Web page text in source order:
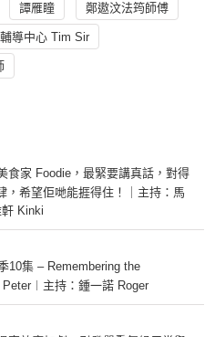
譚雁瞳 鄭遨汶法筠師傅
導中心 Tim Sir
食家 Foodie，最緊要講真話，對得
，希望佢哋能捱得住！｜主持：馬
Kinki
10集 – Remembering the
主持：鍾一諾 Roger